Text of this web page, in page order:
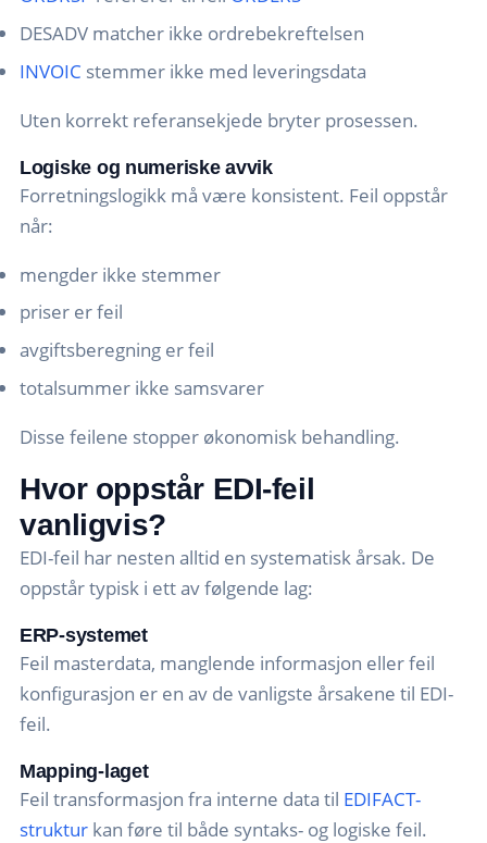
DESADV matcher ikke ordrebekreftelsen
INVOIC stemmer ikke med leveringsdata
Uten korrekt referansekjede bryter prosessen.
Logiske og numeriske avvik
Forretningslogikk må være konsistent. Feil oppstår
når:
mengder ikke stemmer
priser er feil
avgiftsberegning er feil
totalsummer ikke samsvarer
Disse feilene stopper økonomisk behandling.
Hvor oppstår EDI-feil
vanligvis?
EDI-feil har nesten alltid en systematisk årsak. De
oppstår typisk i ett av følgende lag:
ERP-systemet
Feil masterdata, manglende informasjon eller feil
konfigurasjon er en av de vanligste årsakene til EDI-
feil.
Mapping-laget
Feil transformasjon fra interne data til EDIFACT-
struktur kan føre til både syntaks- og logiske feil.